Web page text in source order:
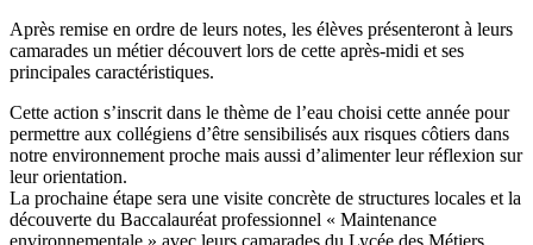
Après remise en ordre de leurs notes, les élèves présenteront à leurs
camarades un métier découvert lors de cette après-midi et ses
principales caractéristiques.
Cette action s’inscrit dans le thème de l’eau choisi cette année pour
permettre aux collégiens d’être sensibilisés aux risques côtiers dans
notre environnement proche mais aussi d’alimenter leur réflexion sur
leur orientation.
La prochaine étape sera une visite concrète de structures locales et la
découverte du Baccalauréat professionnel « Maintenance
environnementale » avec leurs camarades du Lycée des Métiers.